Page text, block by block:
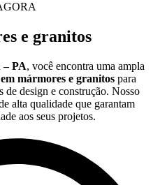
e granitos
– PA, você encontra uma ampla
mármores e granitos para
de design e construção. Nosso
alta qualidade que garantam
aos seus projetos.